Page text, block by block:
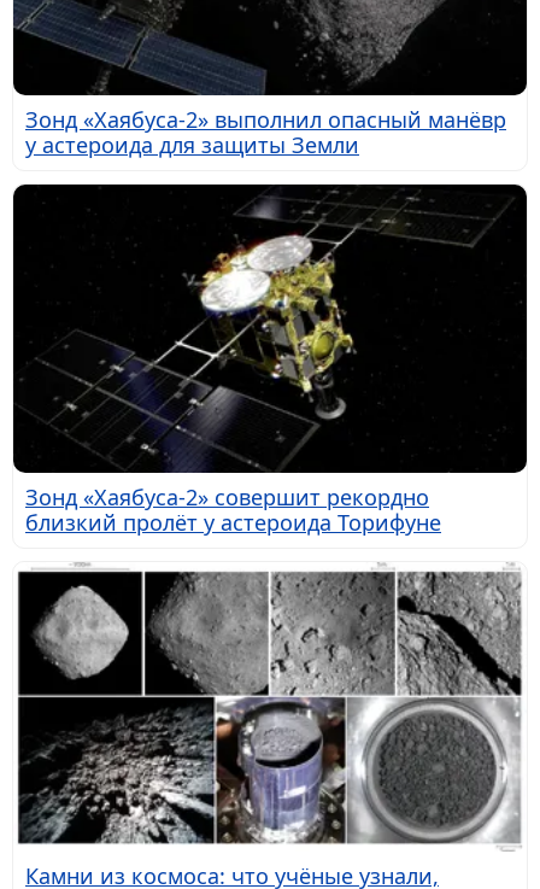
Зонд «Хаябуса-2» выполнил опасный манёвр
у астероида для защиты Земли
Зонд «Хаябуса-2» совершит рекордно
близкий пролёт у астероида Торифуне
Камни из космоса: что учёные узнали,